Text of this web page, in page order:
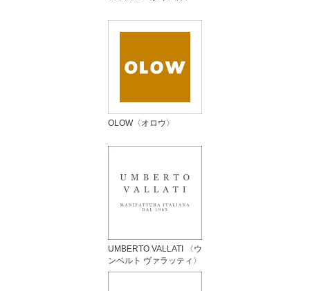
OLOW〈オロウ〉
UMBERTO VALLATI 〈ウ
ンベルト ヴァラッティ〉